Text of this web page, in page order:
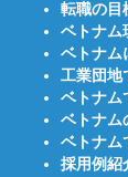
転職の目
ベトナム
ベトナム
工業団地
ベトナム
ベトナム
ベトナム
採用例紹